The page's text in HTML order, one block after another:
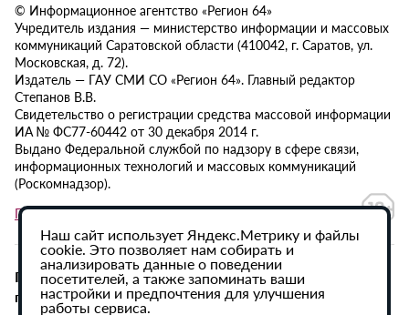
© Информационное агентство «Регион 64»
Учредитель издания — министерство информации и массовых
коммуникаций Саратовской области (410042, г. Саратов, ул.
Московская, д. 72).
Издатель — ГАУ СМИ СО «Регион 64». Главный редактор
Степанов В.В.
Свидетельство о регистрации средства массовой информации
ИА № ФС77-60442 от 30 декабря 2014 г.
Выдано Федеральной службой по надзору в сфере связи,
информационных технологий и массовых коммуникаций
(Роскомнадзор).
Политика в отношении обработки персональных данных
При использовании материалов сайта активная
гиперссылка на ИА «Регион 64» обязательна.
Наш сайт использует Яндекс.Метрику и файлы
cookie. Это позволяет нам собирать и
анализировать данные о поведении
посетителей, а также запоминать ваши
настройки и предпочтения для улучшения
работы сервиса.